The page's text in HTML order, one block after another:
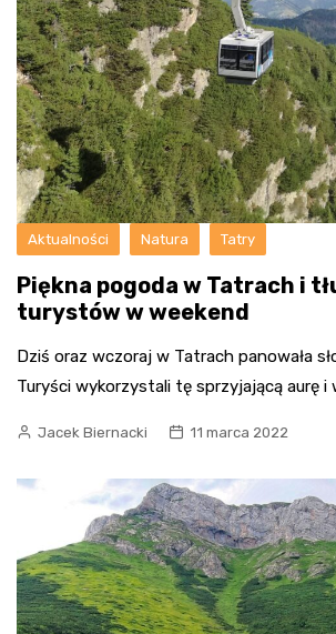
Aktualności Natura Tatry
Piękna pogoda w Tatrach i
turystów w weekend
Dziś oraz wczoraj w Tatrach panowała
Turyści wykorzystali tę sprzyjającą aurę i
Jacek Biernacki 11 marca 2022